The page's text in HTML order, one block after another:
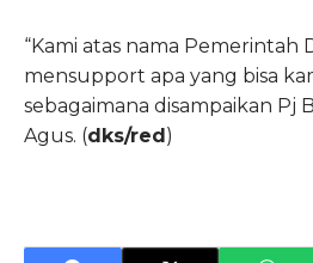
“Kami atas nama Pemerintah
mensupport apa yang bisa
sebagaimana disampaikan Pj
Agus. (dks/red)